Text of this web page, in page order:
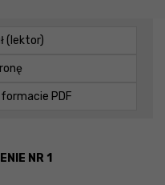
(lektor)
PDF
NR 1